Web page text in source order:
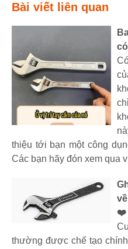
Bài viết liên quan
thiệu tới bạn một công
Các bạn hãy đón xem qua
❤️
thường được chế tạo